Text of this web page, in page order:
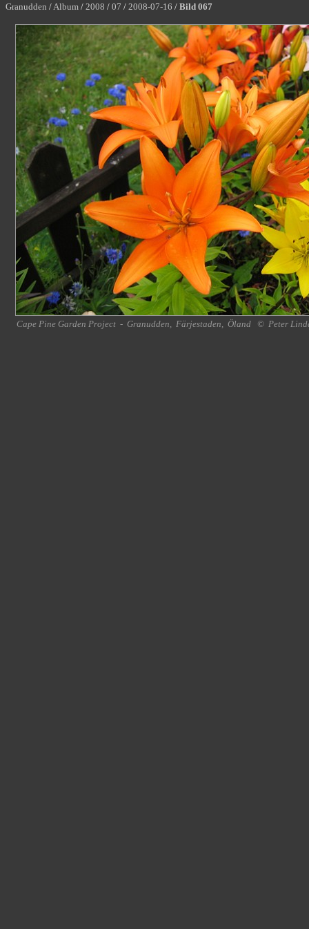
Granudden /Album / 2008 / 07 / 2008-07-16 / Bild 067
Cape Pine Garden Project - Granudden, Färjestaden, Öland © Peter